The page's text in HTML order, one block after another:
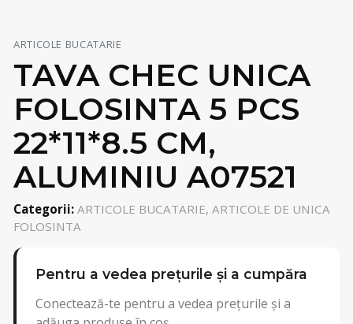
ARTICOLE BUCATARIE
TAVA CHEC UNICA
FOLOSINTA 5 PCS
22*11*8.5 CM,
ALUMINIU A07521
Categorii: ARTICOLE BUCATARIE, ARTICOLE DE UNICA
FOLOSINTA
Pentru a vedea prețurile și a cumpăra
Conectează-te pentru a vedea prețurile și a